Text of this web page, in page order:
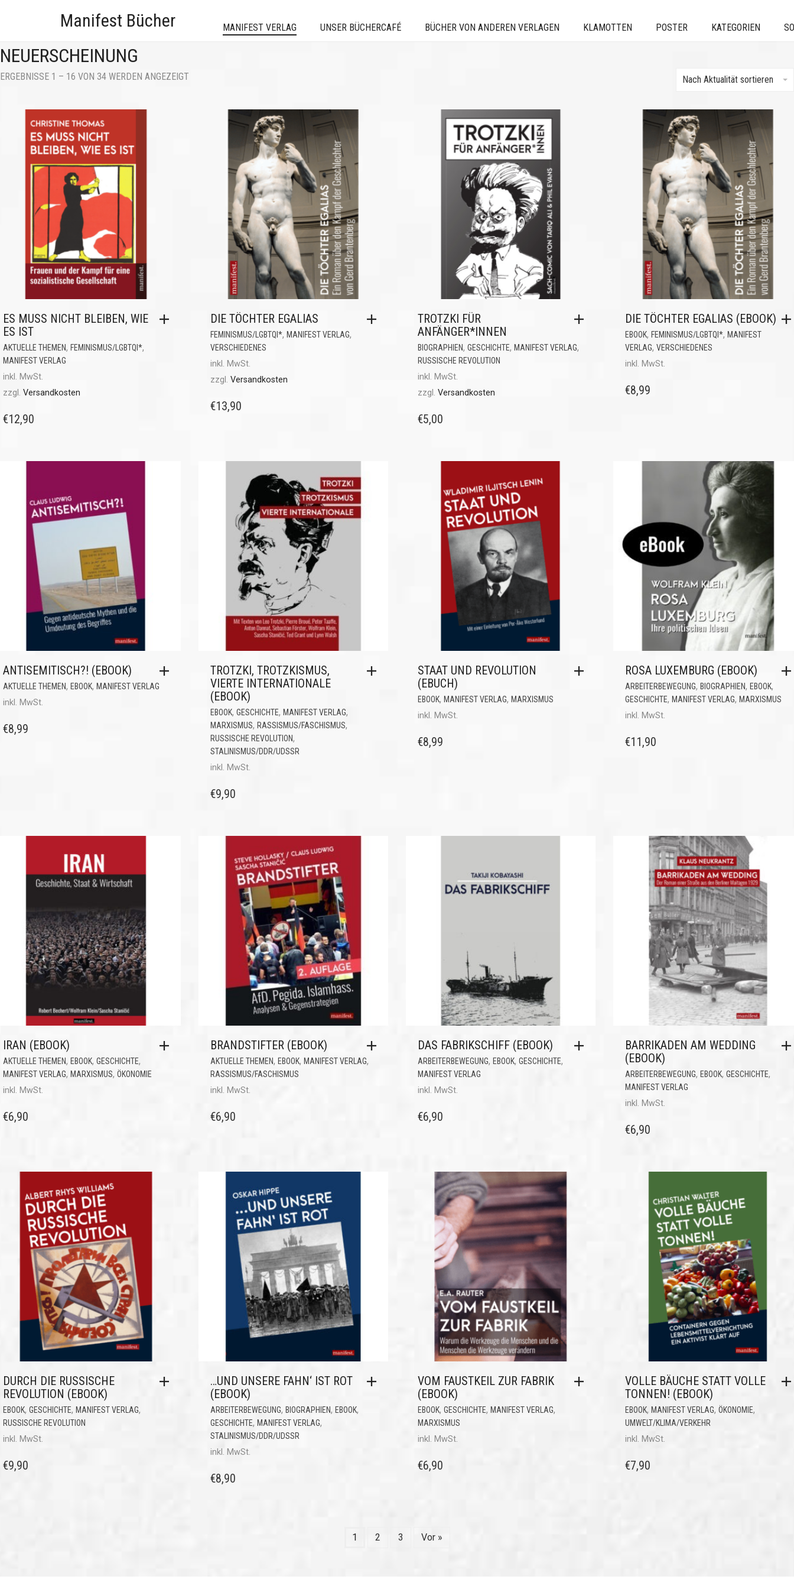
Manifest Bücher MANIFEST VERLAG UNSER BÜCHERCAFÉ BÜCHER VON ANDEREN VERLAGEN KLAMOTTEN POSTER KATEGORIEN
NEUERSCHEINUNG
ERGEBNISSE 1 – 16 VON 34 WERDEN ANGEZEIGT Nach Aktualität sortieren
ES MUSS NICHT BLEIBEN, WIE
ES IST
AKTUELLE THEMEN, FEMINISMUS/LGBTQI*,
MANIFEST VERLAG
inkl. MwSt.
zzgl. Versandkosten
€12,90
DIE TÖCHTER EGALIAS
FEMINISMUS/LGBTQI*, MANIFEST VERLAG,
VERSCHIEDENES
inkl. MwSt.
zzgl. Versandkosten
€13,90
TROTZKI FÜR
ANFÄNGER*INNEN
BIOGRAPHIEN, GESCHICHTE, MANIFEST VERLAG,
RUSSISCHE REVOLUTION
inkl. MwSt.
zzgl. Versandkosten
€5,00
DIE TÖCHTER EGALIAS (EBOOK)
EBOOK, FEMINISMUS/LGBTQI*, MANIFEST
VERLAG, VERSCHIEDENES
inkl. MwSt.
€8,99
ANTISEMITISCH?! (EBOOK)
AKTUELLE THEMEN, EBOOK, MANIFEST VERLAG
inkl. MwSt.
€8,99
TROTZKI, TROTZKISMUS,
VIERTE INTERNATIONALE
(EBOOK)
EBOOK, GESCHICHTE, MANIFEST VERLAG,
MARXISMUS, RASSISMUS/FASCHISMUS,
RUSSISCHE REVOLUTION,
STALINISMUS/DDR/UDSSR
inkl. MwSt.
€9,90
STAAT UND REVOLUTION
(EBUCH)
EBOOK, MANIFEST VERLAG, MARXISMUS
inkl. MwSt.
€8,99
ROSA LUXEMBURG (EBOOK)
ARBEITERBEWEGUNG, BIOGRAPHIEN, EBOOK,
GESCHICHTE, MANIFEST VERLAG, MARXISMUS
inkl. MwSt.
€11,90
IRAN (EBOOK)
AKTUELLE THEMEN, EBOOK, GESCHICHTE,
MANIFEST VERLAG, MARXISMUS, ÖKONOMIE
inkl. MwSt.
€6,90
BRANDSTIFTER (EBOOK)
AKTUELLE THEMEN, EBOOK, MANIFEST VERLAG,
RASSISMUS/FASCHISMUS
inkl. MwSt.
€6,90
DAS FABRIKSCHIFF (EBOOK)
ARBEITERBEWEGUNG, EBOOK, GESCHICHTE,
MANIFEST VERLAG
inkl. MwSt.
€6,90
BARRIKADEN AM WEDDING
(EBOOK)
ARBEITERBEWEGUNG, EBOOK, GESCHICHTE,
MANIFEST VERLAG
inkl. MwSt.
€6,90
DURCH DIE RUSSISCHE
REVOLUTION (EBOOK)
EBOOK, GESCHICHTE, MANIFEST VERLAG,
RUSSISCHE REVOLUTION
inkl. MwSt.
€9,90
…UND UNSERE FAHN‘ IST ROT
(EBOOK)
ARBEITERBEWEGUNG, BIOGRAPHIEN, EBOOK,
GESCHICHTE, MANIFEST VERLAG,
STALINISMUS/DDR/UDSSR
inkl. MwSt.
€8,90
VOM FAUSTKEIL ZUR FABRIK
(EBOOK)
EBOOK, GESCHICHTE, MANIFEST VERLAG,
MARXISMUS
inkl. MwSt.
€6,90
VOLLE BÄUCHE STATT VOLLE
TONNEN! (EBOOK)
EBOOK, MANIFEST VERLAG, ÖKONOMIE,
UMWELT/KLIMA/VERKEHR
inkl. MwSt.
€7,90
1 2 3 Vor »